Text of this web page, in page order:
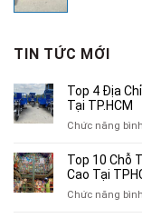
TIN TỨC MỚI
Top 4 Địa
Tại TP.HCM
Chức năng
Top 10 Chỗ
Cao Tại
Chức năng